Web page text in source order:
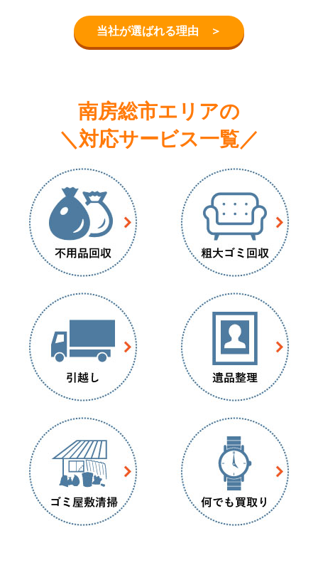
当社が選ばれる理由 ＞
南房総市エリアの
＼対応サービス一覧／